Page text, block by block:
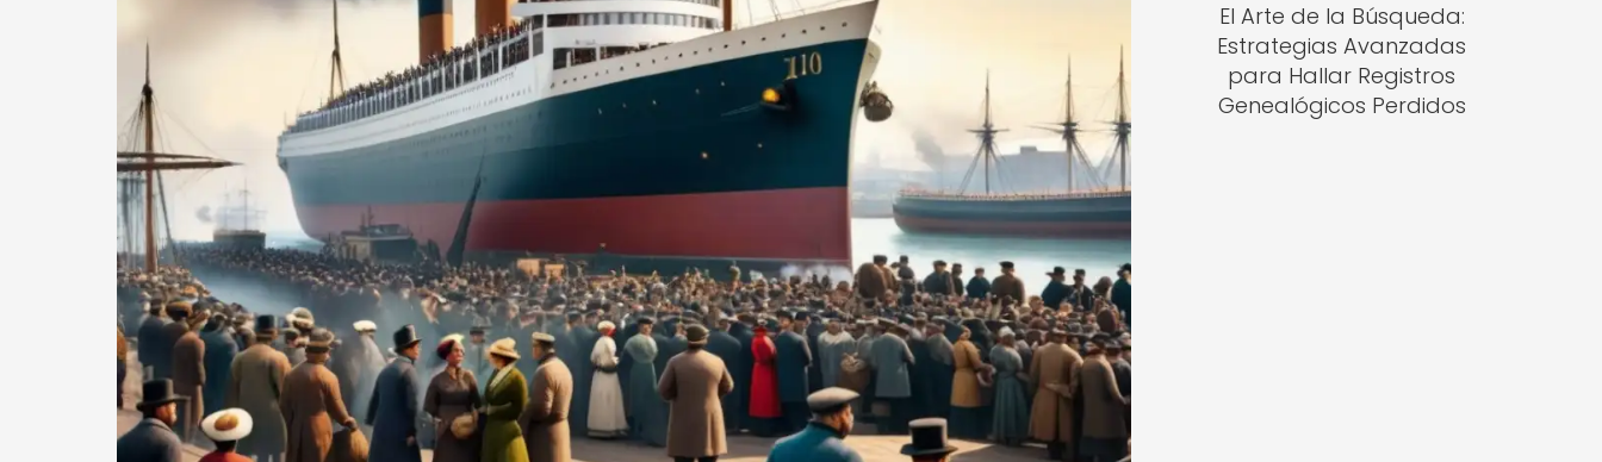
El Arte de la Búsqueda:
Estrategias Avanzadas
para Hallar Registros
Genealógicos Perdidos